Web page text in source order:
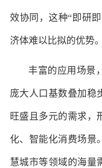
效协同，这种“即研
济体难以比拟的优势。
丰富的应用场景
庞大人口基数叠加稳
旺盛且多元的需求，
化、智能化消费场景
慧城市等领域的海量